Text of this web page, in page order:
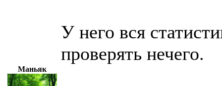
Маньяк
У него вся
проверять нечего.